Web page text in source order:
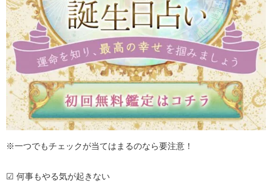
※一つでもチェックが当てはまるのなら要注意！
☑ 何事もやる気が起きない